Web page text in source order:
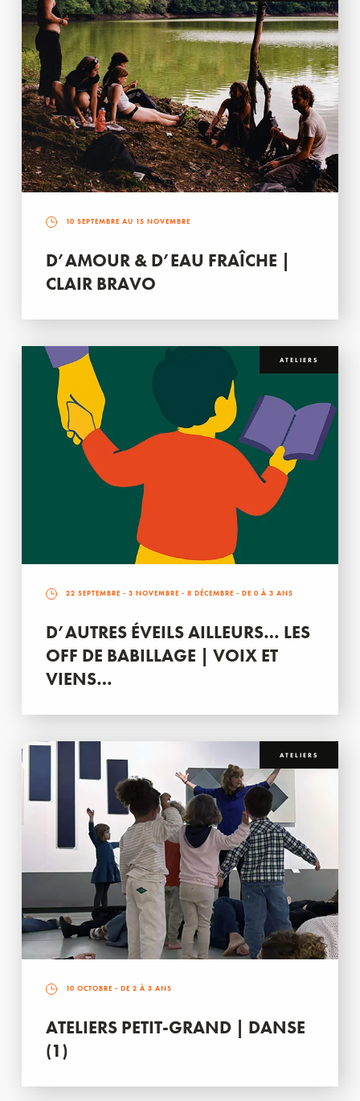
10 SEPTEMBRE AU 15 NOVEMBRE
D’AMOUR & D’EAU FRAÎCHE |
CLAIR BRAVO
ATELIERS
22 SEPTEMBRE - 3 NOVEMBRE - 8 DÉCEMBRE - DE 0 À 3 ANS
D’AUTRES ÉVEILS AILLEURS… LES
OFF DE BABILLAGE | VOIX ET
VIENS…
ATELIERS
10 OCTOBRE - DE 2 À 3 ANS
ATELIERS PETIT-GRAND | DANSE
(1)